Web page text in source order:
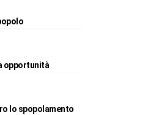
opportunità
lo spopolamento